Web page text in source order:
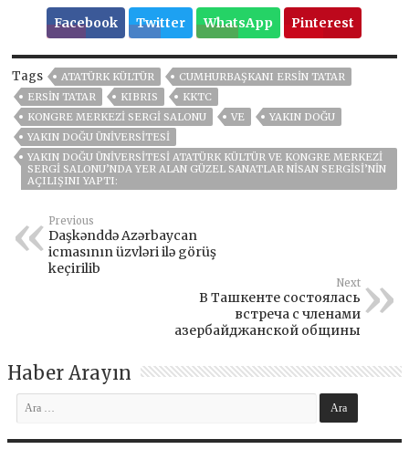
Facebook Twitter WhatsApp Pinterest
Tags ATATÜRK KÜLTÜR
CUMHURBAŞKANI ERSIN TATAR
ERSIN TATAR
KIBRIS
KKTC
KONGRE MERKEZI SERGI SALONU
VE
YAKIN DOĞU
YAKIN DOĞU ÜNIVERSITESI
YAKIN DOĞU ÜNIVERSITESI ATATÜRK KÜLTÜR VE KONGRE MERKEZI
SERGI SALONU’NDA YER ALAN GÜZEL SANATLAR NISAN SERGISI’NIN
AÇILIŞINI YAPTI:
Previous
Daşkənddə Azərbaycan
icmasının üzvləri ilə görüş
keçirilib
Next
В Ташкенте состоялась
встреча с членами
азербайджанской общины
Haber Arayın